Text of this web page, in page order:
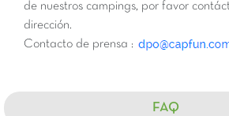
de nuestros campings, por favor
dirección.
Contacto de prensa :
FAQ